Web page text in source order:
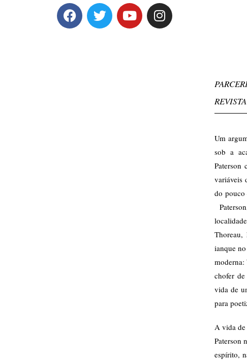
Um
sob a
Paterson
variáveis
do pouco
ianque
moderna:
chofer
vida de
para
A vida de
Paterson
espírito,